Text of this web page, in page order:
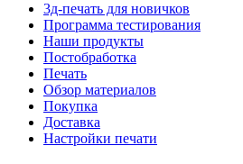
3д-печать для новичков
Программа тестирования
Наши продукты
Постобработка
Печать
Обзор материалов
Покупка
Доставка
Настройки печати